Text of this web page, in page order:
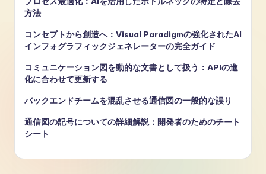
方法
コンセプトから創造へ：Visual Paradigmの強化されたAI
インフォグラフィックジェネレーターの完全ガイド
コミュニケーション図を動的な文書として扱う：APIの進
化に合わせて更新する
バックエンドチームを混乱させる通信図の一般的な誤り
通信図の記号についての詳細解説：開発者のためのチート
シート